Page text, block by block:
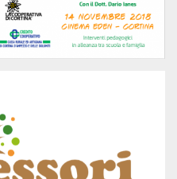
basate sul
linguaggio PHP.
Si tratta di un
identificatore
generico
utilizzato per
modo in cui
viene utilizzato
può essere